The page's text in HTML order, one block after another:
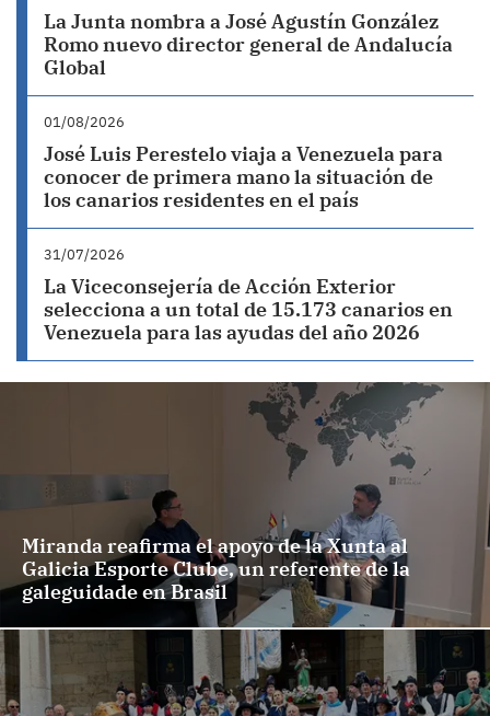
La Junta nombra a José Agustín González
Romo nuevo director general de Andalucía
Global
01/08/2026
José Luis Perestelo viaja a Venezuela para
conocer de primera mano la situación de
los canarios residentes en el país
31/07/2026
La Viceconsejería de Acción Exterior
selecciona a un total de 15.173 canarios en
Venezuela para las ayudas del año 2026
Miranda reafirma el apoyo de la Xunta al
Galicia Esporte Clube, un referente de la
galeguidade en Brasil